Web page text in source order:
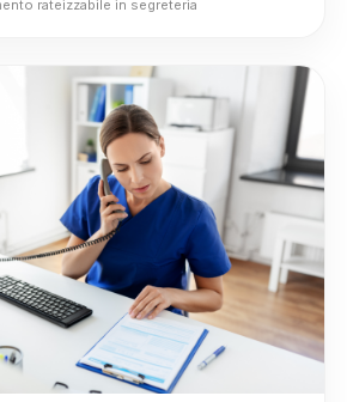
è:
rateizzabile in segreteria